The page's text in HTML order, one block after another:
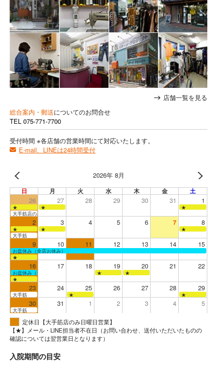
店舗一覧を見る
総合案内・郵送についてのお問合せ
TEL 075-771-7700
受付時間 ※各店舗の営業時間にて対応いたします。
E-mail、LINEは24時間受付
2026年 8月
日 月 火 水 木 金 土
26 27 28 29 30 31 1
★ ★
★
大手筋店のみ営業
2 3 4 5 6 7 8
★ ★
★
大手筋
9 10 11 12 13 14 15
お盆休み（全店お休み）
★
16 17 18 19 20 21 22
お盆休み（全店お休み） ★
★
★
23 24 25 26 27 28 29
大手筋 ★ ★
30 31 1 2 3 4 5
大手筋
定休日【大手筋店のみ日曜日営業】
【★】メール・LINE担当者不在日（お問い合わせ、送付いただいたものの
確認については翌営業日となります）
入院期間の目安